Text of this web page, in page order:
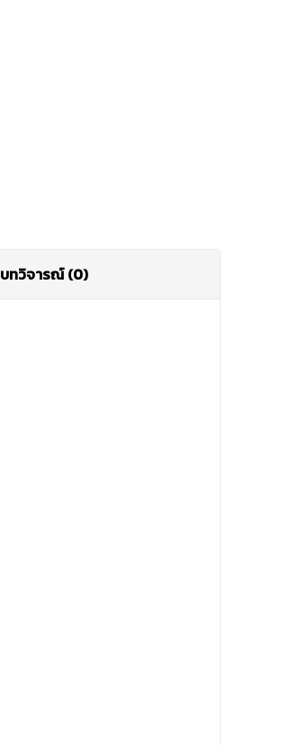
บทวิจารณ์ (0)